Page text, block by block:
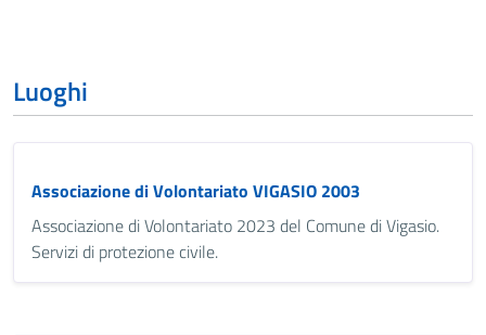
Luoghi
Associazione di Volontariato VIGASIO 2003
Associazione di Volontariato 2023 del Comune di Vigasio.
Servizi di protezione civile.